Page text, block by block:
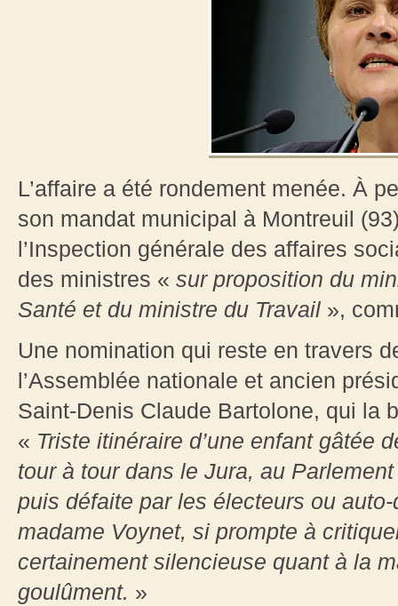
L’affaire a été rondement menée. À
son mandat municipal à Montreuil
l’Inspection générale des affaires
des ministres « sur proposition du
Santé et du ministre du Travail »,
Une nomination qui reste en travers
l’Assemblée nationale et ancien
Saint-Denis Claude Bartolone, qui la
« Triste itinéraire d’une enfant gâtée
tour à tour dans le Jura, au
puis défaite par les électeurs ou
madame Voynet, si prompte à
certainement silencieuse quant à la
goulûment. »